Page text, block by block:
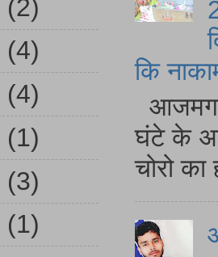
कि
घंटे के
चोरो
(2)
(4)
(4)
(1)
(3)
(1)